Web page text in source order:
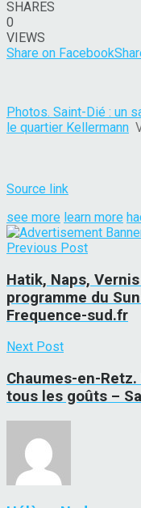
SHARES
0
VIEWS
Share on Facebook
Photos. Saint-Dié : un
le quartier Kellermann
Source link
see more learn more
Previous Post
Hatik, Naps,
programme du
Frequence-sud.fr
Next Post
Chaumes-en-
tous les goûts –